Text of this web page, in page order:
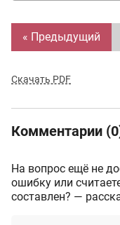
« Предыдущий
Скачать PDF
Комментарии
На вопрос ещё не
ошибку или
составлен? —